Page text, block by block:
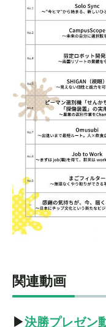
関連動画
▶決勝プレゼン